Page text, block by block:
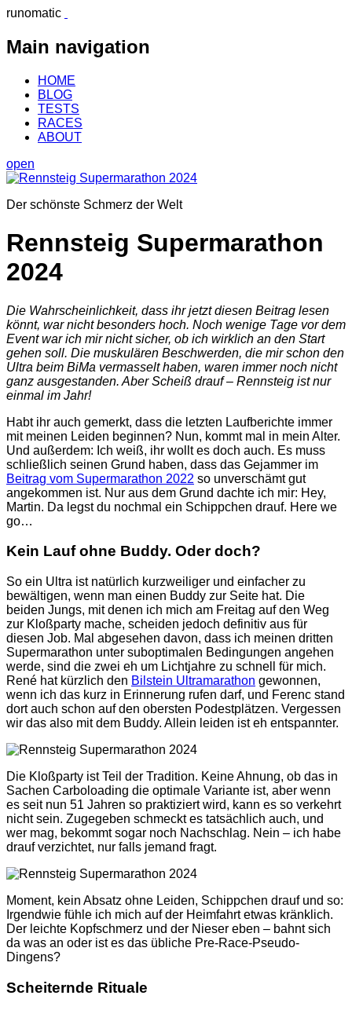
runomatic
Main navigation
HOME
BLOG
TESTS
RACES
ABOUT
open
Der schönste Schmerz der Welt
Rennsteig Supermarathon
2024
Die Wahrscheinlichkeit, dass ihr jetzt diesen Beitrag lesen
könnt, war nicht besonders hoch. Noch wenige Tage vor dem
Event war ich mir nicht sicher, ob ich wirklich an den Start
gehen soll. Die muskulären Beschwerden, die mir schon den
Ultra beim BiMa vermasselt haben, waren immer noch nicht
ganz ausgestanden. Aber Scheiß drauf – Rennsteig ist nur
einmal im Jahr!
Habt ihr auch gemerkt, dass die letzten Laufberichte immer
mit meinen Leiden beginnen? Nun, kommt mal in mein Alter.
Und außerdem: Ich weiß, ihr wollt es doch auch. Es muss
schließlich seinen Grund haben, dass das Gejammer im
Beitrag vom Supermarathon 2022 so unverschämt gut
angekommen ist. Nur aus dem Grund dachte ich mir: Hey,
Martin. Da legst du nochmal ein Schippchen drauf. Here we
go…
Kein Lauf ohne Buddy. Oder doch?
So ein Ultra ist natürlich kurzweiliger und einfacher zu
bewältigen, wenn man einen Buddy zur Seite hat. Die
beiden Jungs, mit denen ich mich am Freitag auf den Weg
zur Kloßparty mache, scheiden jedoch definitiv aus für
diesen Job. Mal abgesehen davon, dass ich meinen dritten
Supermarathon unter suboptimalen Bedingungen angehen
werde, sind die zwei eh um Lichtjahre zu schnell für mich.
René hat kürzlich den Bilstein Ultramarathon gewonnen,
wenn ich das kurz in Erinnerung rufen darf, und Ferenc stand
dort auch schon auf den obersten Podestplätzen. Vergessen
wir das also mit dem Buddy. Allein leiden ist eh entspannter.
Die Kloßparty ist Teil der Tradition. Keine Ahnung, ob das in
Sachen Carboloading die optimale Variante ist, aber wenn
es seit nun 51 Jahren so praktiziert wird, kann es so verkehrt
nicht sein. Zugegeben schmeckt es tatsächlich auch, und
wer mag, bekommt sogar noch Nachschlag. Nein – ich habe
drauf verzichtet, nur falls jemand fragt.
Moment, kein Absatz ohne Leiden, Schippchen drauf und so:
Irgendwie fühle ich mich auf der Heimfahrt etwas kränklich.
Der leichte Kopfschmerz und der Nieser eben – bahnt sich
da was an oder ist es das übliche Pre-Race-Pseudo-
Dingens?
Scheiternde Rituale